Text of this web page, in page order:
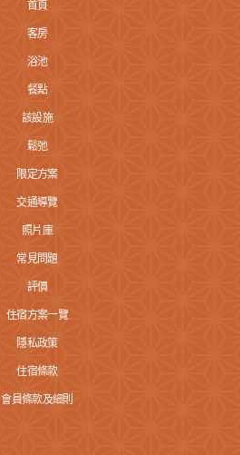
首頁
客房
浴池
餐點
該設施
鬆弛
限定方案
交通導覽
照片庫
常見問題
評價
住宿方案一覽
隱私政策
住宿條款
會員條款及細則